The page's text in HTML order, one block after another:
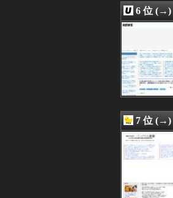
08/07 13:56
08/07 13:55
08/07 13:54
08/07 13:51
08/07 13:51
08/07 13:51
08/07 13:50
08/07 13:50
08/07 13:46
08/07 13:45
08/07 13:43
08/07 13:43
08/07 13:41
08/07 13:41
08/07 13:40
6 位 (→)
7 位 (→)